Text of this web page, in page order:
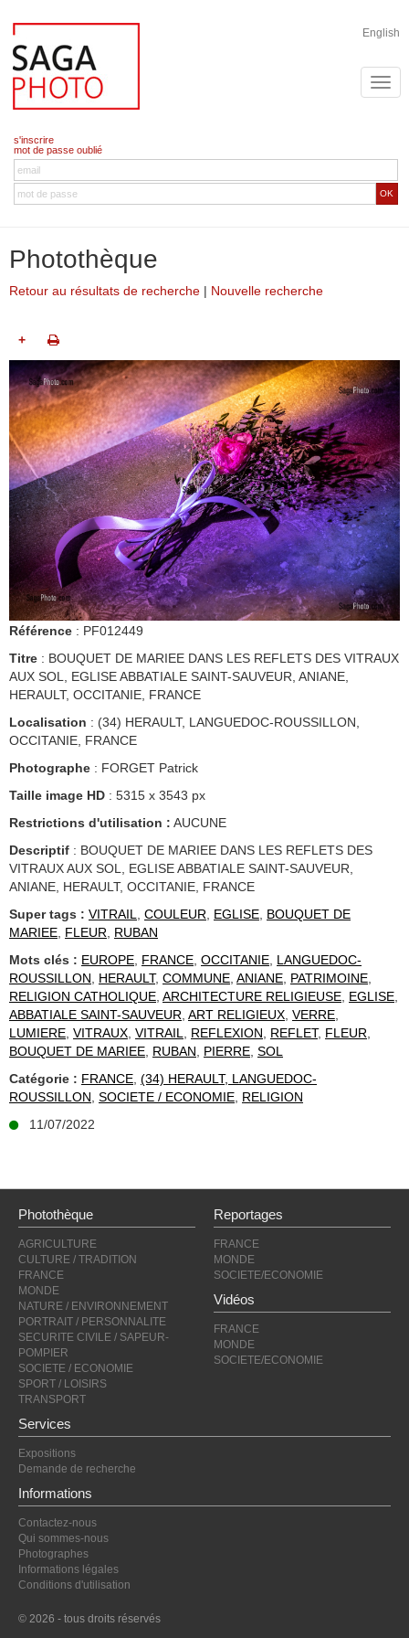
English
s'inscrire
mot de passe oublié
OK
Photothèque
Retour au résultats de recherche | Nouvelle recherche
+
Référence : PF012449
Titre : BOUQUET DE MARIEE DANS LES REFLETS DES VITRAUX
AUX SOL, EGLISE ABBATIALE SAINT-SAUVEUR, ANIANE,
HERAULT, OCCITANIE, FRANCE
Localisation : (34) HERAULT, LANGUEDOC-ROUSSILLON,
OCCITANIE, FRANCE
Photographe : FORGET Patrick
Taille image HD : 5315 x 3543 px
Restrictions d'utilisation : AUCUNE
Descriptif : BOUQUET DE MARIEE DANS LES REFLETS DES
VITRAUX AUX SOL, EGLISE ABBATIALE SAINT-SAUVEUR,
ANIANE, HERAULT, OCCITANIE, FRANCE
Super tags : VITRAIL, COULEUR, EGLISE, BOUQUET DE
MARIEE, FLEUR, RUBAN
Mots clés : EUROPE, FRANCE, OCCITANIE, LANGUEDOC-
ROUSSILLON, HERAULT, COMMUNE, ANIANE, PATRIMOINE,
RELIGION CATHOLIQUE, ARCHITECTURE RELIGIEUSE, EGLISE,
ABBATIALE SAINT-SAUVEUR, ART RELIGIEUX, VERRE,
LUMIERE, VITRAUX, VITRAIL, REFLEXION, REFLET, FLEUR,
BOUQUET DE MARIEE, RUBAN, PIERRE, SOL
Catégorie : FRANCE, (34) HERAULT, LANGUEDOC-
ROUSSILLON, SOCIETE / ECONOMIE, RELIGION
11/07/2022
Photothèque
AGRICULTURE
CULTURE / TRADITION
FRANCE
MONDE
NATURE / ENVIRONNEMENT
PORTRAIT / PERSONNALITE
SECURITE CIVILE / SAPEUR-
POMPIER
SOCIETE / ECONOMIE
SPORT / LOISIRS
TRANSPORT
Reportages
FRANCE
MONDE
SOCIETE/ECONOMIE
Vidéos
FRANCE
MONDE
SOCIETE/ECONOMIE
Services
Expositions
Demande de recherche
Informations
Contactez-nous
Qui sommes-nous
Photographes
Informations légales
Conditions d'utilisation
© 2026 - tous droits réservés